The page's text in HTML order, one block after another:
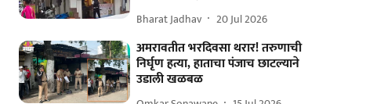
Bharat Jadhav 20 Jul 2026
अमरावतीत भरदिवसा थरार! तरुणाची
निर्घृण हत्या, हाताचा पंजाच छाटल्याने
उडाली खळबळ